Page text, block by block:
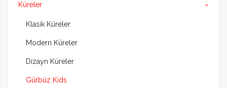
Küreler
Klasik Küreler
Modern Küreler
Dizayn Küreler
Gürbüz Kids